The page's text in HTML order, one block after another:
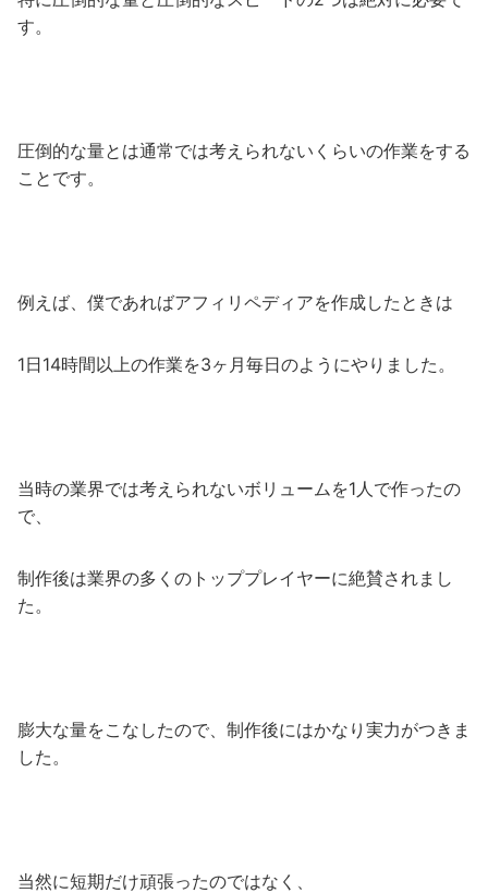
す。
圧倒的な量とは通常では考えられないくらいの作業をする
ことです。
例えば、僕であればアフィリペディアを作成したときは
1日14時間以上の作業を3ヶ月毎日のようにやりました。
当時の業界では考えられないボリュームを1人で作ったの
で、
制作後は業界の多くのトッププレイヤーに絶賛されまし
た。
膨大な量をこなしたので、制作後にはかなり実力がつきま
した。
当然に短期だけ頑張ったのではなく、